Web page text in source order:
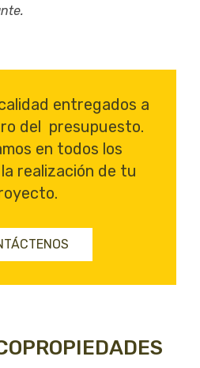
entregados a
del presupuesto.
en todos los
realización de tu